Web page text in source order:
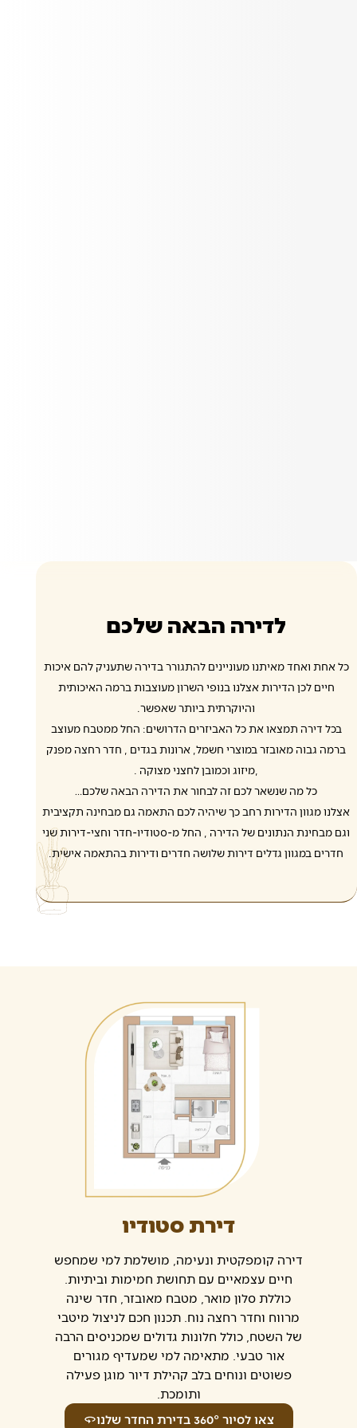
לדירה הבאה שלכם
כל אחת ואחד מאיתנו מעוניינים להתגורר בדירה שתעניק להם איכות
חיים לכן הדירות אצלנו בנופי השרון מעוצבות ברמה האיכותית
והיוקרתית ביותר שאפשר.
בכל דירה תמצאו את כל האביזרים הדרושים: החל ממטבח מעוצב
ברמה גבוה מאובזר במוצרי חשמל, ארונות בגדים , חדר רחצה מפנק
,מיזוג וכמובן לחצני מצוקה .
כל מה שנשאר לכם זה לבחור את הדירה הבאה שלכם…
אצלנו מגוון הדירות רחב כך שיהיה לכם התאמה גם מבחינה תקציבית
וגם מבחינת הנתונים של הדירה , החל מ-סטודיו-חדר וחצי-דירות שני
חדרים במגוון גדלים דירות שלושה חדרים ודירות בהתאמה אישית.
דירת סטודיו
דירה קומפקטית ונעימה, מושלמת למי שמחפש
חיים עצמאיים עם תחושת חמימות וביתיות.
כוללת סלון מואר, מטבח מאובזר, חדר שינה
מרווח וחדר רחצה נוח. תכנון חכם לניצול מיטבי
של השטח, כולל חלונות גדולים שמכניסים הרבה
אור טבעי. מתאימה למי שמעדיף מגורים
פשוטים ונוחים בלב קהילת דיור מוגן פעילה
ותומכת.
צאו לסיור 360° בדירת החדר שלנו